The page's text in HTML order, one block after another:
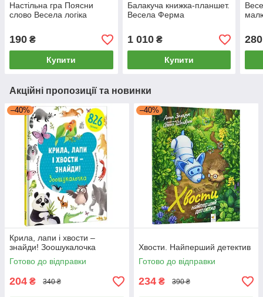
Настільна гра Поясни
слово Весела логіка
190 ₴
Купити
Балакуча книжка-планшет.
Весела Ферма
1 010₴
Купити
280
Акційні пропозиції та новинки
–40%
Крила, лапи і хвости –
знайди! Зоошукалочка
Готово до відправки
204 ₴ 340 ₴
–40%
Хвости. Найперший детектив
Готово до відправки
234 ₴ 390 ₴